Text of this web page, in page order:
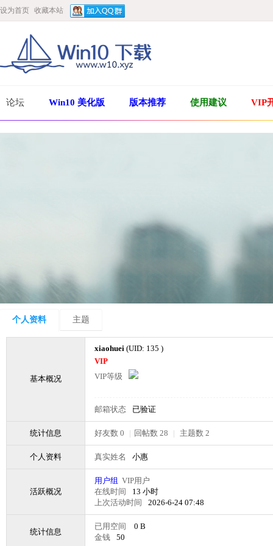
设为首页 收藏本站
论坛 Win10 美化版 版本推荐 使用建议 VIP
个人资料 主题
基本概况
xiaohuei (UID: 135 )
VIP
VIP等级
邮箱状态 已验证
统计信息 好友数 0 | 回帖数 28 | 主题数 2
个人资料 真实姓名 小惠
活跃概况
用户组 VIP用户
在线时间
13 小时
上次活动时间
2026-6-24 07:48
统计信息
已用空间
0 B
金钱
50